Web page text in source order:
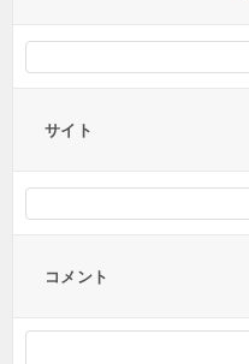
サイト
コメント